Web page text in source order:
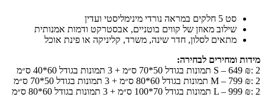
סט 5 חלקים במראה נורדי מינימליסטי ועדין
שילוב מאוזן של קווים בוטניים, אבסטרקט ודמות אמנותית
מתאים לסלון, חדר שינה, משרד, קליניקה או פינת אוכל
מידות ומחירים לבחירה:
S – 649 ₪: 2 תמונות בגודל 50*70 ס״מ + 3 תמונות בגודל 60*40 ס״מ
M – 799 ₪: 2 תמונות בגודל 60*80 ס״מ + 3 תמונות בגודל 50*70 ס״מ
L – 999 ₪: 2 תמונות בגודל 70*100 ס״מ + 3 תמונות בגודל 60*80 ס״מ